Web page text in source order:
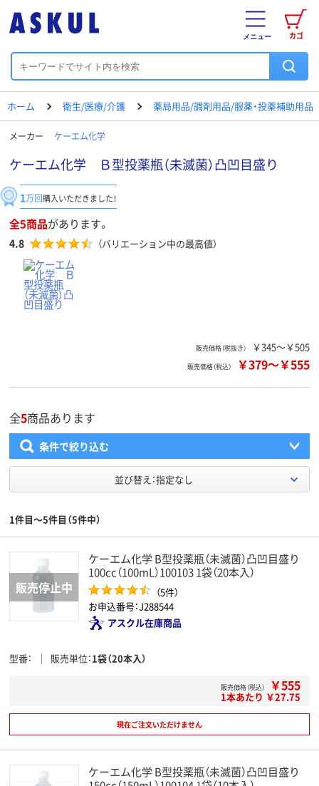
カゴ
メニュー
ホーム 衛生/医療/介護 薬局用品/調剤用品/服薬・投薬補助用品
メーカー ケーエム化学
ケーエム化学 Ｂ型投薬瓶（未滅菌）凸凹目盛り
1万回購入いただきました！
全5商品があります。
4.8 （バリエーション中の最高値）
販売価格（税抜き） ￥345～￥505
販売価格（税込） ￥379～￥555
全5商品あります
条件で絞り込む
並び替え：指定なし
1件目～5件目（5件中）
ケーエム化学 B型投薬瓶（未滅菌）凸凹目盛り
100cc（100mL）100103 1袋（20本入）
（5件）
お申込番号：J288544
アスクル在庫商品
型番 販売単位 1袋（20本入）
販売価格（税込） ￥555
1本あたり ￥27.75
現在ご注文いただけません
ケーエム化学 B型投薬瓶（未滅菌）凸凹目盛り